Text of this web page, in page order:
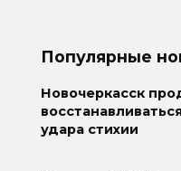
Популярные
Новочеркасск
удара стихии